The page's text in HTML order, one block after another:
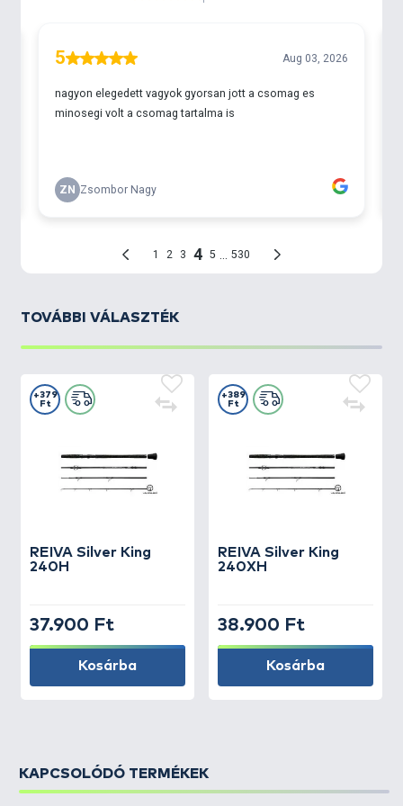
TOVÁBBI VÁLASZTÉK
REIVA Silver King
240H
+379
Ft
37.900 Ft
Kosárba
REIVA Silver King
240XH
+389
Ft
38.900 Ft
Kosárba
KAPCSOLÓDÓ TERMÉKEK